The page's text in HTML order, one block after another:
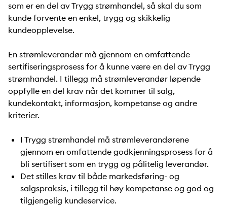
som er en del av Trygg strømhandel, så skal du som
kunde forvente en enkel, trygg og skikkelig
kundeopplevelse.
En strømleverandør må gjennom en omfattende
sertifiseringsprosess for å kunne være en del av Trygg
strømhandel. I tillegg må strømleverandør løpende
oppfylle en del krav når det kommer til salg,
kundekontakt, informasjon, kompetanse og andre
kriterier.
I Trygg strømhandel må strømleverandørene
gjennom en omfattende godkjenningsprosess for å
bli sertifisert som en trygg og pålitelig leverandør.
Det stilles krav til både markedsføring- og
salgspraksis, i tillegg til høy kompetanse og god og
tilgjengelig kundeservice.